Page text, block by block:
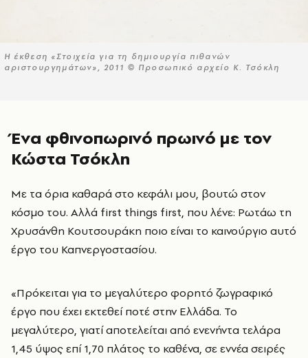
Η έκθεση «Στοιχεία για τη δημιουργία πιθανών
αριστουργημάτων», 2011 © Προσωπικό αρχείο Κ. Τσόκλη
Ένα φθινοπωρινό πρωινό με τον
Κώστα Τσόκλη
Με τα όρια καθαρά στο κεφάλι μου, βουτώ στον
κόσμο του. Αλλά first things first, που λένε: Ρωτάω τη
Χρυσάνθη Κουτσουράκη ποιο είναι το καινούργιο αυτό
έργο του Καπνεργοστασίου.
«Πρόκειται για το μεγαλύτερο φορητό ζωγραφικό
έργο που έχει εκτεθεί ποτέ στην Ελλάδα. Το
μεγαλύτερο, γιατί αποτελείται από ενενήντα τελάρα
1,45 ύψος επί 1,70 πλάτος το καθένα, σε εννέα σειρές